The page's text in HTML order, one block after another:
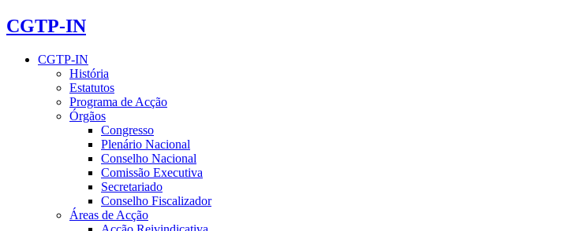
CGTP-IN
CGTP-IN
História
Estatutos
Programa de Acção
Órgãos
Congresso
Plenário Nacional
Conselho Nacional
Comissão Executiva
Secretariado
Conselho Fiscalizador
Áreas de Acção